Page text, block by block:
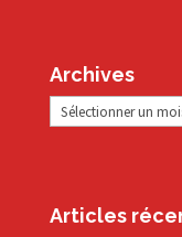
Archives
Archives
Articles